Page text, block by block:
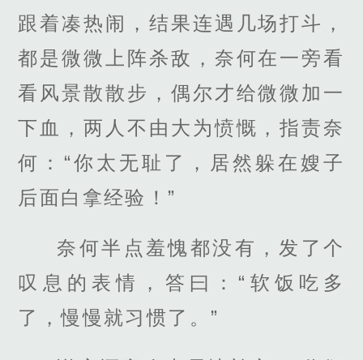
跟着凑热闹，结果连遇几场打斗，
都是微微上阵杀敌，奈何在一旁看
看风景散散步，偶尔才给微微加一
下血，两人不由大为愤慨，指责奈
何：“你太无耻了，居然躲在嫂子
后面白拿经验！”
奈何半点羞愧都没有，发了个
叹息的表情，答曰：“软饭吃多
了，慢慢就习惯了。”